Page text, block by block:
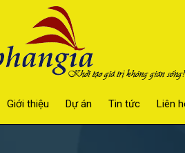
Giới thiệu Dự án Tin tức Liên